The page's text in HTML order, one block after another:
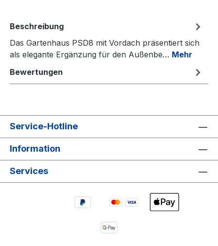
Beschreibung
Das Gartenhaus PSD8 mit Vordach präsentiert sich
als elegante Ergänzung für den Außenbe… Mehr
Bewertungen
Service-Hotline
Information
Services